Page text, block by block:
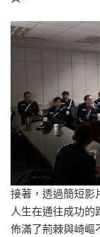
接著，透過簡短影
人生在通往成功的
佈滿了荊棘與崎嶇